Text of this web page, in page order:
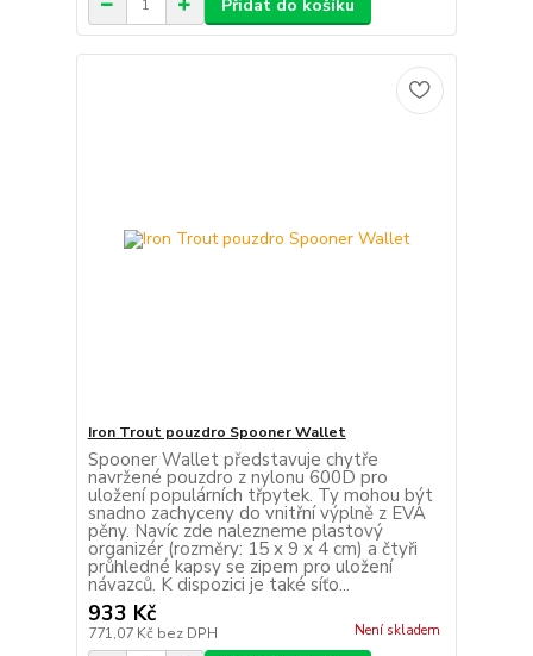
Přidat do košíku
Iron Trout pouzdro Spooner Wallet
Spooner Wallet představuje chytře
navržené pouzdro z nylonu 600D pro
uložení populárních třpytek. Ty mohou být
snadno zachyceny do vnitřní výplně z EVA
pěny. Navíc zde nalezneme plastový
organizér (rozměry: 15 x 9 x 4 cm) a čtyři
průhledné kapsy se zipem pro uložení
návazců. K dispozici je také síťo...
933 Kč
771,07 Kč bez DPH Není skladem